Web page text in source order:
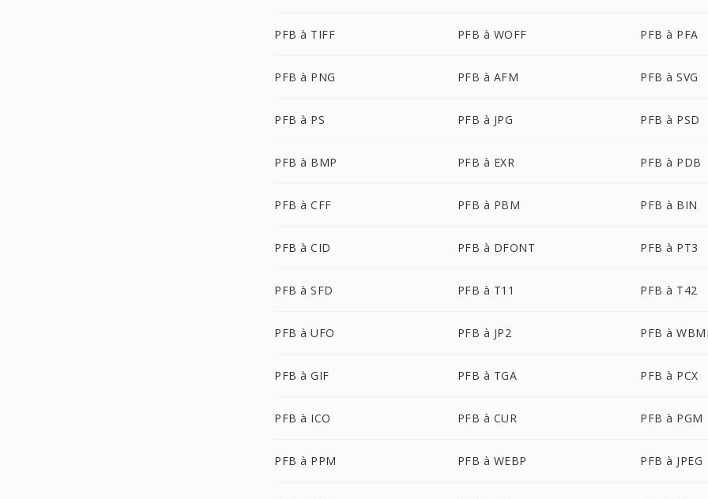
PFB à TIFF PFB à WOFF PFB à PFA
PFB à PNG PFB à AFM PFB à SVG
PFB à PS PFB à JPG PFB à PSD
PFB à BMP PFB à EXR PFB à PDB
PFB à CFF PFB à PBM PFB à BIN
PFB à CID PFB à DFONT PFB à PT3
PFB à SFD PFB à T11 PFB à T42
PFB à UFO PFB à JP2 PFB à
PFB à GIF PFB à TGA PFB à PCX
PFB à ICO PFB à CUR PFB à PGM
PFB à PPM PFB à WEBP PFB à JPEG